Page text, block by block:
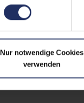
Nur notwendige Cookies
verwenden